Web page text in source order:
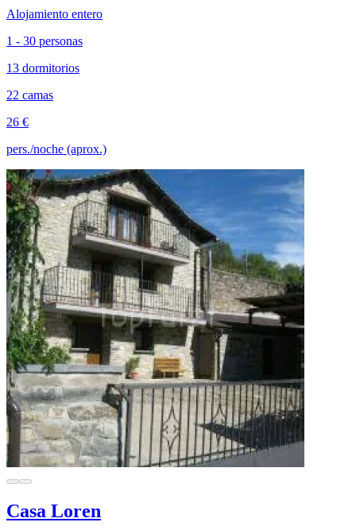
Alojamiento entero
1 - 30 personas
13 dormitorios
22 camas
26 €
pers./noche (aprox.)
Casa Loren